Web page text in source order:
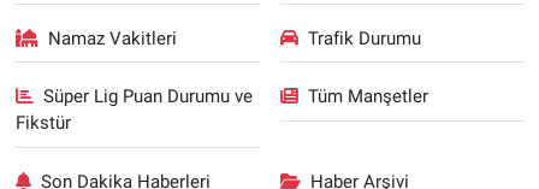
Namaz Vakitleri Trafik Durumu
Süper Lig Puan Durumu ve
Fikstür
Tüm Manşetler
Son Dakika Haberleri Haber Arşivi